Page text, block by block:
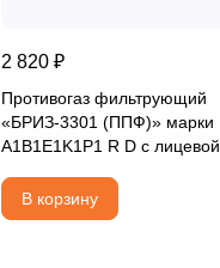
2 820 ₽
Противогаз фильтрующий
«БРИЗ-3301 (ППФ)» марки
A1B1E1K1P1 R D с лицевой
категория 2
В корзину